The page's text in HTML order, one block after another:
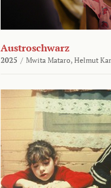
Austroschwarz
2025 / Mwita Mataro, Helmut